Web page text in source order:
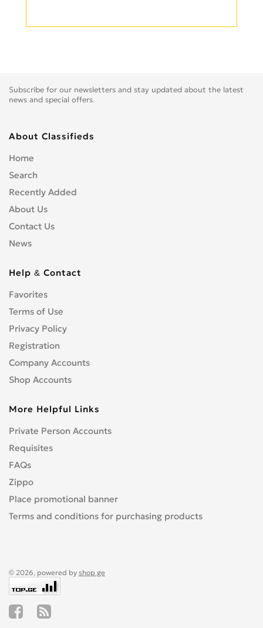
Subscribe for our newsletters and stay updated about the latest
news and special offers.
About Classifieds
Home
Search
Recently Added
About Us
Contact Us
News
Help & Contact
Favorites
Terms of Use
Privacy Policy
Registration
Company Accounts
Shop Accounts
More Helpful Links
Private Person Accounts
Requisites
FAQs
Zippo
Place promotional banner
Terms and conditions for purchasing products
© 2026, powered by shop.ge